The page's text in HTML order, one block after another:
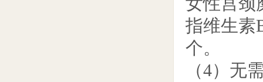
指维生素
个。
（4）无